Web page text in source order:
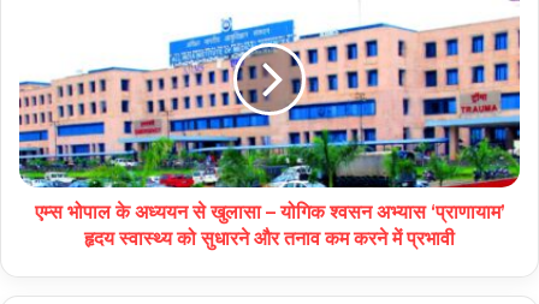
एम्स भोपाल के अध्ययन से खुलासा – योगिक श्वसन अभ्यास ‘प्राणायाम’
हृदय स्वास्थ्य को सुधारने और तनाव कम करने में प्रभावी